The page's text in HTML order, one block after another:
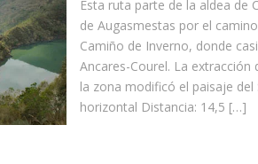
Esta ruta parte de la aldea de
de Augasmestas por el
Camiño de Inverno, donde
Ancares-Courel. La
la zona modificó el paisaje del
horizontal Distancia: 14,5 […]